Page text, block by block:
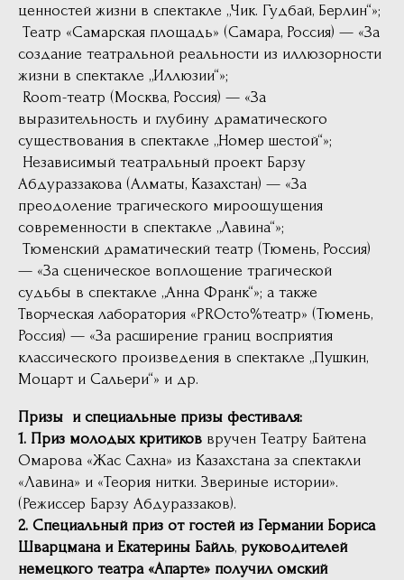
ценностей жизни в спектакле „Чик. Гудбай, Берлин“»;
Театр «Самарская площадь» (Самара, Россия) — «За
создание театральной реальности из иллюзорности
жизни в спектакле „Иллюзии“»;
Room-театр (Москва, Россия) — «За
выразительность и глубину драматического
существования в спектакле „Номер шестой“»;
Независимый театральный проект Барзу
Абдураззакова (Алматы, Казахстан) — «За
преодоление трагического мироощущения
современности в спектакле „Лавина“»;
Тюменский драматический театр (Тюмень, Россия)
— «За сценическое воплощение трагической
судьбы в спектакле „Анна Франк“»; а также
Творческая лаборатория «PROсто%театр» (Тюмень,
Россия) — «За расширение границ восприятия
классического произведения в спектакле „Пушкин,
Моцарт и Сальери“» и др.
Призы и специальные призы фестиваля:
1. Приз молодых критиков вручен Театру Байтена
Омарова «Жас Сахна» из Казахстана за спектакли
«Лавина» и «Теория нитки. Звериные истории».
(Режиссер Барзу Абдураззаков).
2. Специальный приз от гостей из Германии Бориса
Шварцмана и Екатерины Байль, руководителей
немецкого театра «Апарте» получил омский